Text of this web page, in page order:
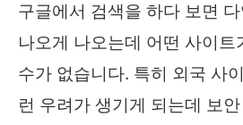
구글에서 검색을 하다 보면
나오게 나오는데 어떤 사이트
수가 없습니다. 특히 외국 사
런 우려가 생기게 되는데 보